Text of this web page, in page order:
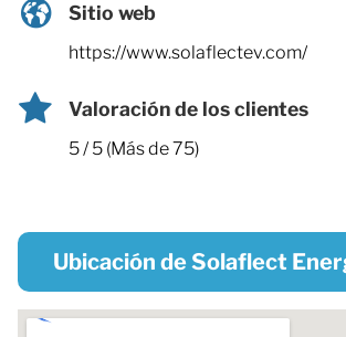
Sitio web
https://www.solaflectev.com/
Valoración de los clientes
5 / 5 (Más de 75)
Ubicación de Solaflect